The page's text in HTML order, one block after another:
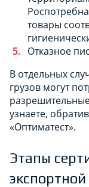
товары
Отказное
В отдельных
грузов могут
узнаете,
«Оптиматест».
Этапы